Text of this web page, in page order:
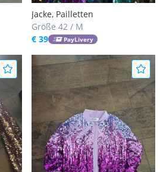
Jacke, Pailletten
Größe 42 / M
€ 39
PayLivery